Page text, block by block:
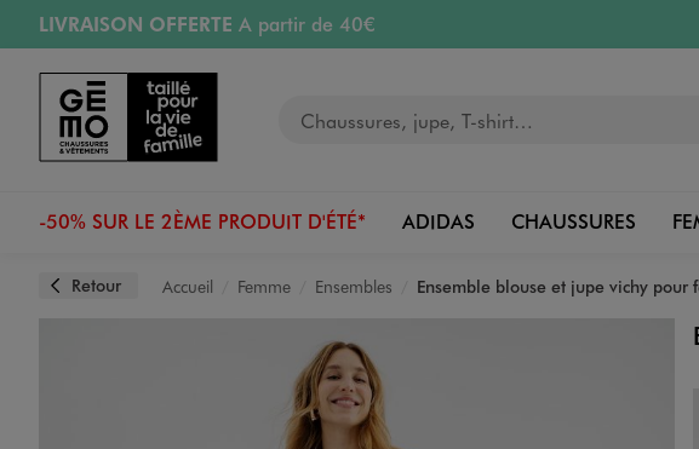
Aller au contenu principal
Aller à la navigation
LIVRAISON OFFERTE A partir de 40€
RETRAIT ET LIVRAISON OFFERTE
RÉSERVATION GRATUITE
4h en magasin
Retours OFFERTSpendant 30 jours
-50% SUR LE 2ÈME PRODUIT D'ÉTÉ* ADIDAS CHAUSSURES
Retour Accueil Femme Ensembles Ensemble blouse et jupe vichy pour